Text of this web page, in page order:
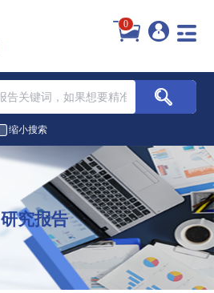
0
缩小搜索
研究报告